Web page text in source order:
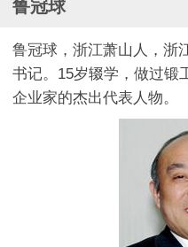
鲁冠球
鲁冠球，浙江萧山人，浙
书记。15岁辍学，做过锻
企业家的杰出代表人物。